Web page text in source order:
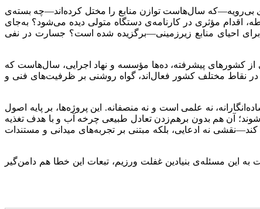
سال‌هاست توازن منابع را مختل کرده‌اند—چه بسته‌ی
اقدام مؤثری در کارنامه‌ی دستگاه متولی دیده می‌شود؟ به‌جای
برای احیای منابع زیرزمینی—برگزیده شده است؟ جسارت در نفی
از کشورهای پیشرفته، ده‌ها مؤسسه و نهاد اجرایی، سال‌هاست که
به‌کار بسته‌اند. حتی در ایران نیز، بیش از 37 ایستگاه موفق آبخوان‌داری که در نقاط مختلف کشور فعال‌اند، گواه روشنی بر ظرفیت‌های فنی و
نه علمی است و نه منصفانه. این پروژه‌ها، بر پایه اصول
کشور طراحی می‌شوند؛ آن هم بدون برهم‌زدن تعادل طبیعی چرخه آب و با هدف تغذیه
کند—نقشی نه ادعایی، بلکه مبتنی بر تجربه‌های میدانی و مستندات
این مسئله‌ی بنیادین غفلت ورزیم، تبعات این خطا هم دامن‌گیر